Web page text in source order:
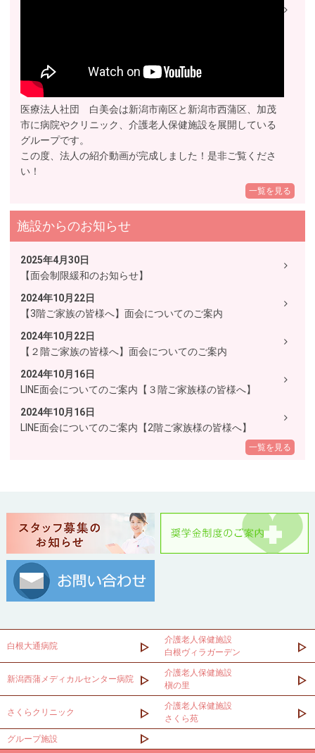
医療法人社団 白美会は新潟市南区と新潟市西蒲区、加茂
市に病院やクリニック、介護老人保健施設を展開している
グループです。
この度、法人の紹介動画が完成しました！是非ご覧くださ
い！
一覧を見る
施設からのお知らせ
2025年4月30日
【面会制限緩和のお知らせ】
2024年10月22日
【3階ご家族の皆様へ】面会についてのご案内
2024年10月22日
【２階ご家族の皆様へ】面会についてのご案内
2024年10月16日
LINE面会についてのご案内【３階ご家族様の皆様へ】
2024年10月16日
LINE面会についてのご案内【2階ご家族様の皆様へ】
一覧を見る
白根大通病院
介護老人保健施設
白根ヴィラガーデン
新潟西蒲メディカルセンター病院
介護老人保健施設
槇の里
さくらクリニック
介護老人保健施設
さくら苑
グループ施設